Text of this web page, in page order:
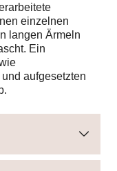
einzelnen
langen Ärmeln
Ein
aufgesetzten